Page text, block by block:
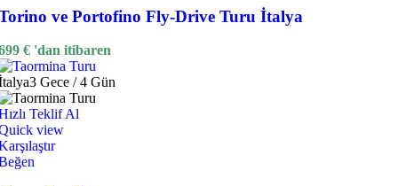
ve Portofino Fly-Drive Turu İtalya
€ 'dan itibaren
3 Gece / 4 Gün
Teklif Al
view